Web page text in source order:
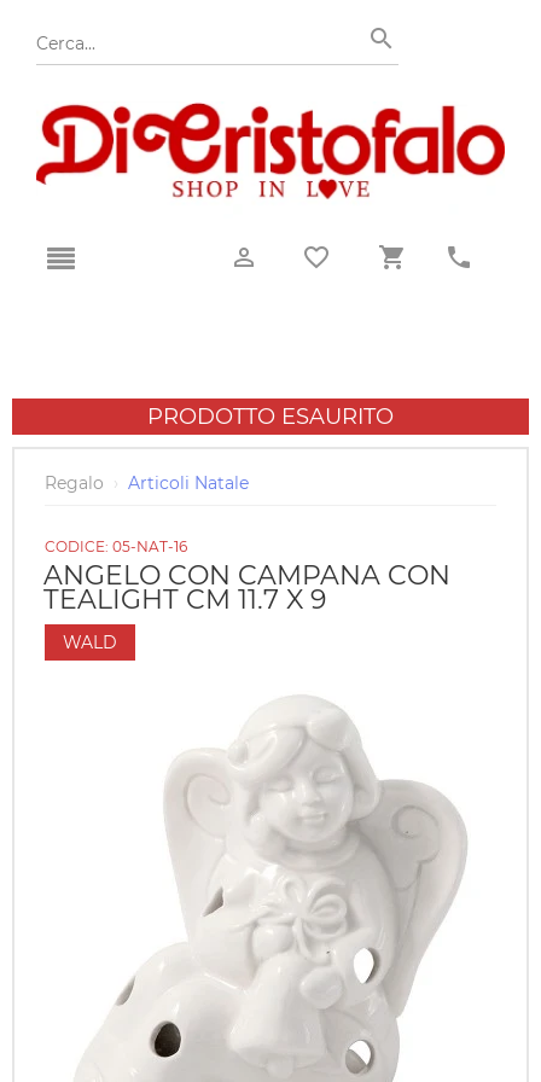
PRODOTTO ESAURITO
Regalo › Articoli Natale
CODICE: 05-NAT-16
ANGELO CON CAMPANA CON
TEALIGHT CM 11.7 X 9
WALD